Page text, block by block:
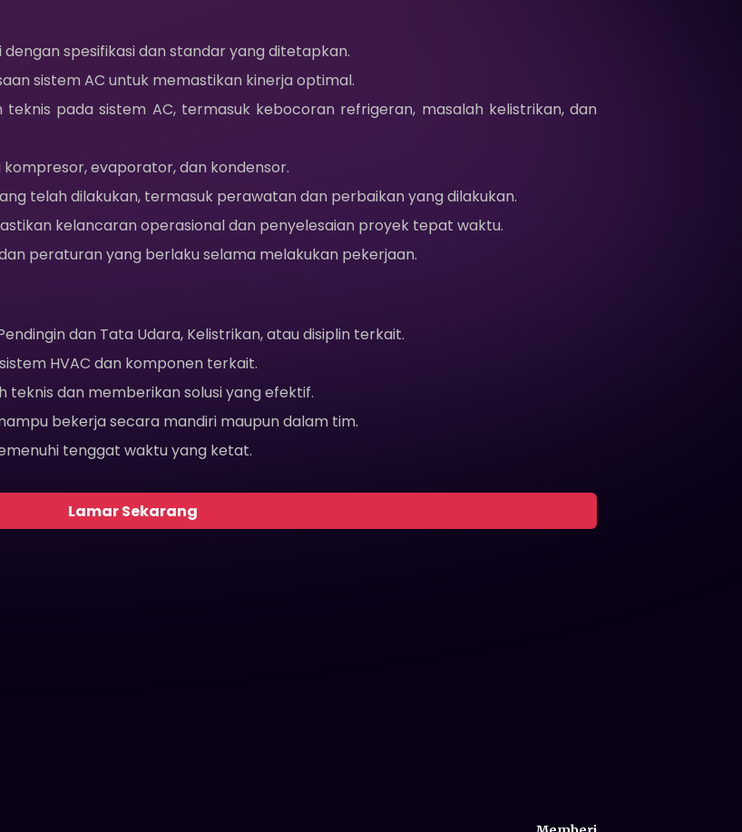
Sewa Dingin
Karir
Sosial Media
Hubungi Kami
Privasi
spesifikasi dan standar yang ditetapkan.
sistem AC untuk memastikan kinerja optimal.
pada sistem AC, termasuk kebocoran refrigeran, masalah kelistrikan, dan
evaporator, dan kondensor.
telah dilakukan, termasuk perawatan dan perbaikan yang dilakukan.
kelancaran operasional dan penyelesaian proyek tepat waktu.
peraturan yang berlaku selama melakukan pekerjaan.
dan Tata Udara, Kelistrikan, atau disiplin terkait.
HVAC dan komponen terkait.
teknis dan memberikan solusi yang efektif.
bekerja secara mandiri maupun dalam tim.
tenggat waktu yang ketat.
Lamar Sekarang